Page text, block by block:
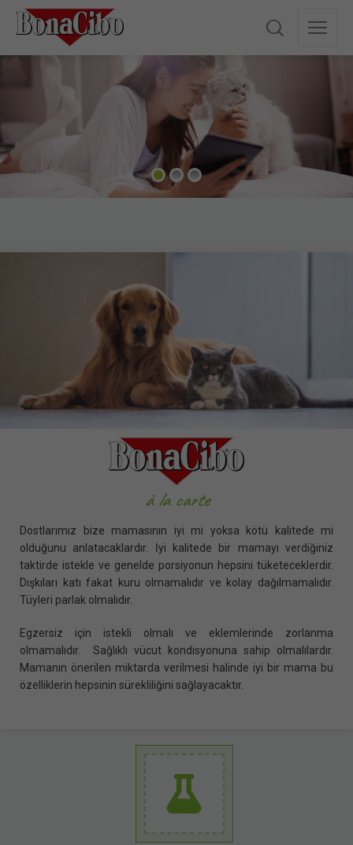
à la carte
Dostlarımız bize mamasının iyi mi yoksa kötü kalitede mi
olduğunu anlatacaklardır. İyi kalitede bir mamayı verdiğiniz
taktirde istekle ve genelde porsiyonun hepsini tüketeceklerdir.
Dışkıları katı fakat kuru olmamalıdır ve kolay dağılmamalıdır.
Tüyleri parlak olmalıdır.
Egzersiz için istekli olmalı ve eklemlerinde zorlanma
olmamalıdır. Sağlıklı vücut kondisyonuna sahip olmalılardır.
Mamanın önerilen miktarda verilmesi halinde iyi bir mama bu
özelliklerin hepsinin sürekliliğini sağlayacaktır.